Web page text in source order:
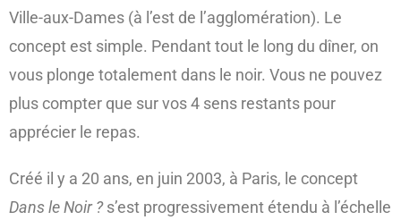
Ville-aux-Dames (à l’est de l’agglomération). Le
concept est simple. Pendant tout le long du dîner, on
vous plonge totalement dans le noir. Vous ne pouvez
plus compter que sur vos 4 sens restants pour
apprécier le repas.
Créé il y a 20 ans, en juin 2003, à Paris, le concept
Dans le Noir ?s’est progressivement étendu à l’échelle